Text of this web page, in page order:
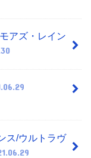
アズ・レイン
ス/ウルトラヴ